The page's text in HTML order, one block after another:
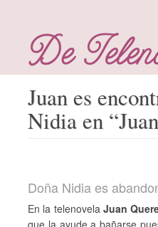
Juan es
Nidia en
Doña Nidia es
En la telenovela Juan
que la ayude a bañarse